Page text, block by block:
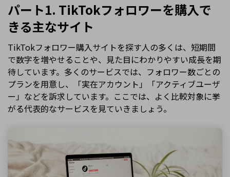
パート1. TikTokフォロワーを購入で
きる主なサイト
TikTokフォロワー購入サイトを探す人の多くは、短期間
で数字を増やせることや、見た目にわかりやすい成長を期
待しています。多くのサービスでは、フォロワー数ごとの
プランを用意し、「実在アカウント」「アクティブユーザ
ー」などを訴求しています。ここでは、よく比較対象に挙
がる代表的なサービスを見ていきましょう。